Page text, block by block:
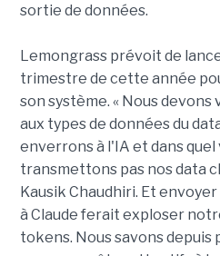
sortie de données.
Lemongrass prévoit de
trimestre de cette année
son système. « Nous
aux types de données du
enverrons à l'IA et dans quel
transmettons pas nos data
Kausik Chaudhiri. Et
à Claude ferait exploser
tokens. Nous savons depuis